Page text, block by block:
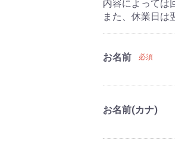
内容によっては
また、休業日は
お名前 必須
お名前(カナ)